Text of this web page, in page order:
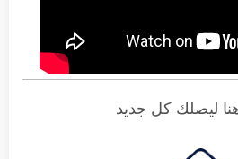
ليصلك كل جديد